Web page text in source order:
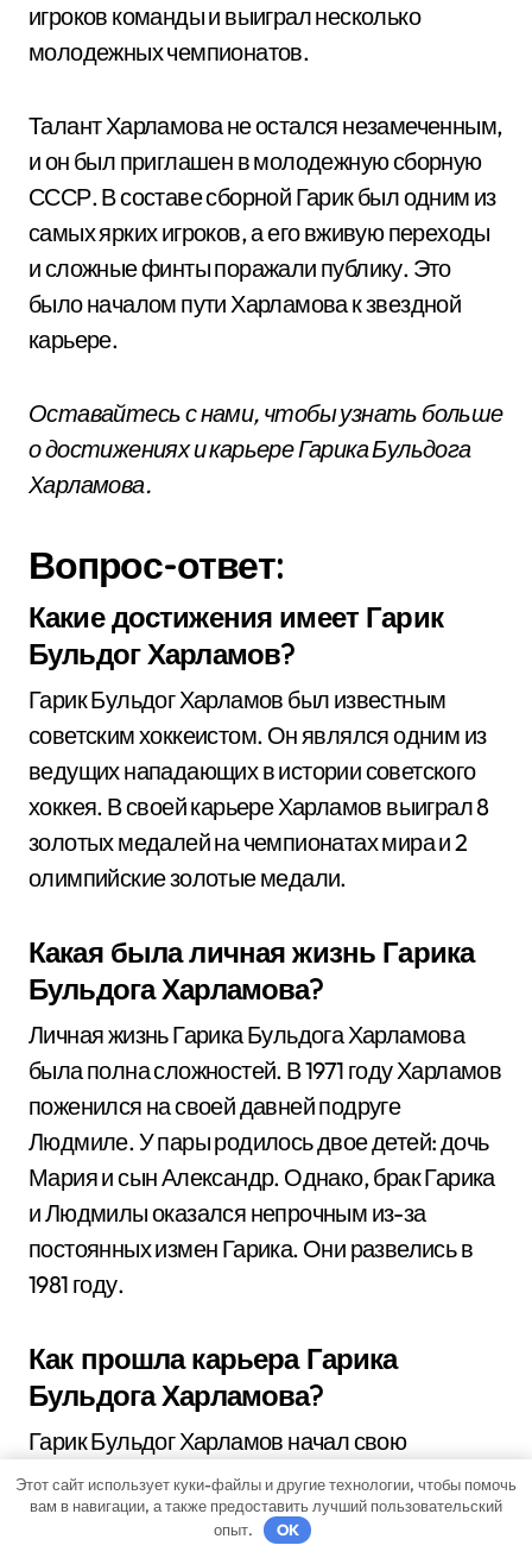
игроков команды и выиграл несколько
молодежных чемпионатов.
Талант Харламова не остался незамеченным,
и он был приглашен в молодежную сборную
СССР. В составе сборной Гарик был одним из
самых ярких игроков, а его вживую переходы
и сложные финты поражали публику. Это
было началом пути Харламова к звездной
карьере.
Оставайтесь с нами, чтобы узнать больше
о достижениях и карьере Гарика Бульдога
Харламова.
Вопрос-ответ:
Какие достижения имеет Гарик
Бульдог Харламов?
Гарик Бульдог Харламов был известным
советским хоккеистом. Он являлся одним из
ведущих нападающих в истории советского
хоккея. В своей карьере Харламов выиграл 8
золотых медалей на чемпионатах мира и 2
олимпийские золотые медали.
Какая была личная жизнь Гарика
Бульдога Харламова?
Личная жизнь Гарика Бульдога Харламова
была полна сложностей. В 1971 году Харламов
поженился на своей давней подруге
Людмиле. У пары родилось двое детей: дочь
Мария и сын Александр. Однако, брак Гарика
и Людмилы оказался непрочным из-за
постоянных измен Гарика. Они развелись в
1981 году.
Как прошла карьера Гарика
Бульдога Харламова?
Гарик Бульдог Харламов начал свою
профессиональную карьеру в хоккее в 1968
году, когда он присоединился к команде
ЦСКА Москва. В течение своей карьеры
Этот сайт использует куки-файлы и другие технологии, чтобы помочь
вам в навигации, а также предоставить лучший пользовательский
опыт.
OK